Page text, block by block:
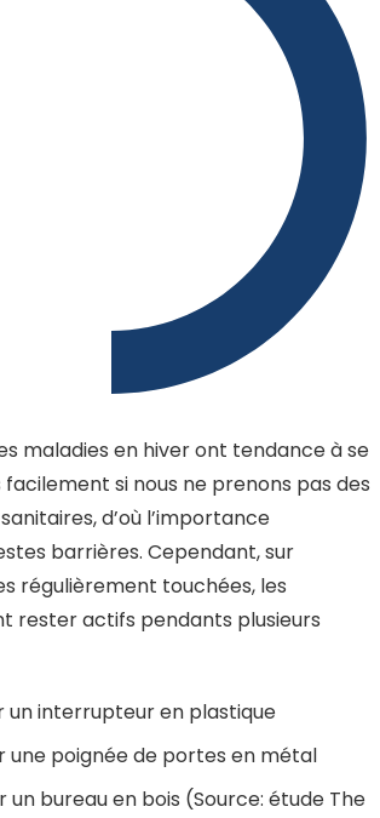
maladies en hiver ont tendance à se
si nous ne prenons pas des
d’où l’importance
barrières. Cependant, sur
régulièrement touchées, les
rester actifs pendants plusieurs
un interrupteur en plastique
une poignée de portes en métal
un bureau en bois (Source: étude The